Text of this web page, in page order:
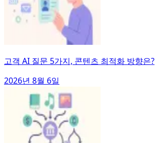
고객 AI 질문 5가지, 콘텐츠 최적화 방향은?
2026년 8월 6일